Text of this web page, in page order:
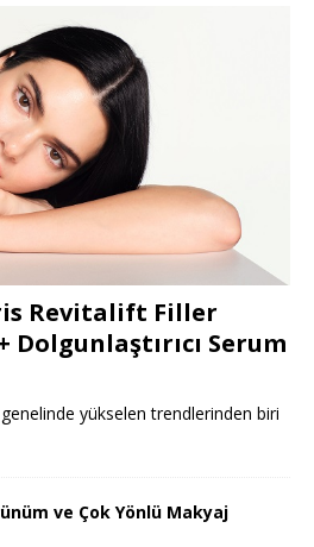
Revitalift Filler
Dolgunlaştırıcı Serum
genelinde yükselen trendlerinden biri
ve Çok Yönlü Makyaj